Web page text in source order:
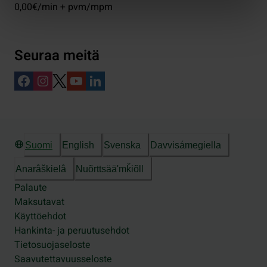
0,00€/min + pvm/mpm
Seuraa meitä
Suomi English Svenska Davvisámegiella
Anarâškielâ Nuõrttsääʹmǩiõll
Palaute
Maksutavat
Käyttöehdot
Hankinta- ja peruutusehdot
Tietosuojaseloste
Saavutettavuusseloste